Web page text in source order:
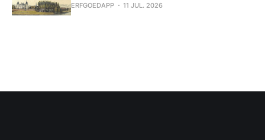
ERFGOEDAPP 11 JUL. 2026